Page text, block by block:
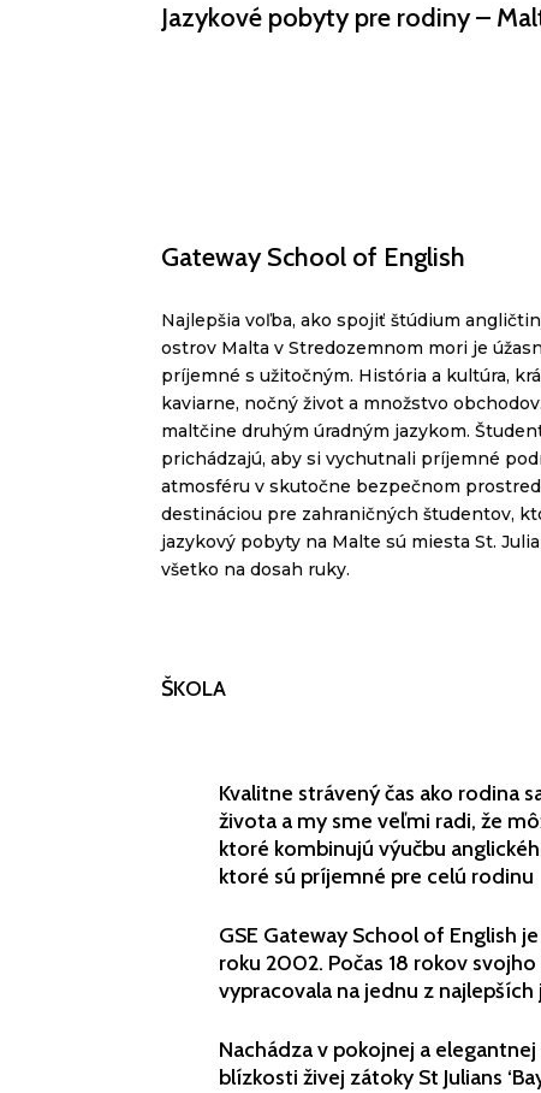
Jazykové pobyty pre rodiny –
Gateway School of English
Najlepšia voľba, ako spojiť štúdium
ostrov Malta v Stredozemnom mori je
príjemné s užitočným. História a kultúra,
kaviarne, nočný život a množstvo
maltčine druhým úradným jazykom.
prichádzajú, aby si vychutnali príjemné
atmosféru v skutočne bezpečnom
destináciou pre zahraničných študentov,
jazykový pobyty na Malte sú miesta St.
všetko na dosah ruky.
ŠKOLA
Kvalitne strávený čas ako rodina
života a my sme veľmi radi, že
ktoré kombinujú výučbu
ktoré sú príjemné pre celú rodinu
GSE Gateway School of English
roku 2002. Počas 18 rokov
vypracovala na jednu z
Nachádza v pokojnej a
blízkosti živej zátoky St Julians